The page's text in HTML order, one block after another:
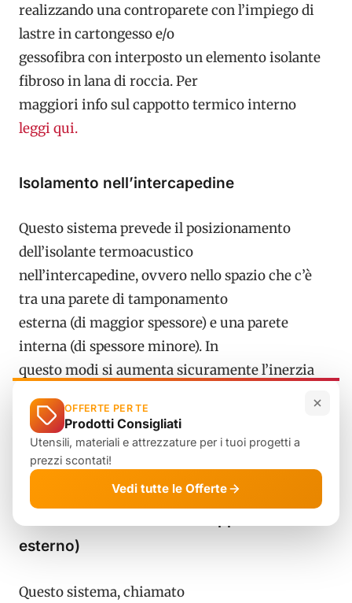
realizzando una controparete con l’impiego di
lastre in cartongesso e/o
gessofibra con interposto un elemento isolante
fibroso in lana di roccia. Per
maggiori info sul cappotto termico interno
leggi qui.
Isolamento nell’intercapedine
Questo sistema prevede il posizionamento
dell’isolante termoacustico
nell’intercapedine, ovvero nello spazio che c’è
tra una parete di tamponamento
esterna (di maggior spessore) e una parete
interna (di spessore minore). In
questo modi si aumenta sicuramente l’inerzia
ma anche questo metodo presenta delle lacune e
l’isolamento non è efficace al
100%.
esterno)
Questo sistema, chiamato
OFFERTE PER TE
Prodotti Consigliati
Utensili, materiali e attrezzature per i tuoi progetti a
prezzi scontati!
Vedi tutte le Offerte